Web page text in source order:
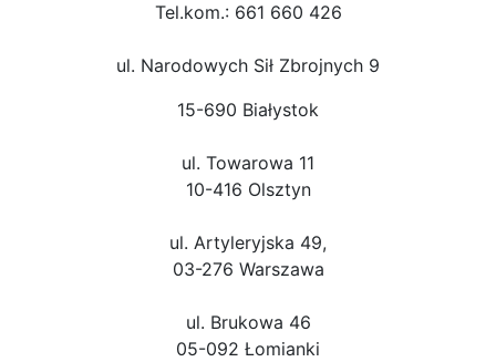
Tel.kom.: 661 660 426
ul. Narodowych Sił Zbrojnych 9
15-690 Białystok
ul. Towarowa 11
10-416 Olsztyn
ul. Artyleryjska 49,
03-276 Warszawa
ul. Brukowa 46
05-092 Łomianki